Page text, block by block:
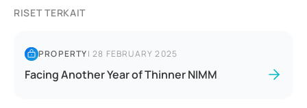
RISET TERKAIT
PROPERTY|28 FEBRUARY 2025
Facing Another Year of Thinner NIMM